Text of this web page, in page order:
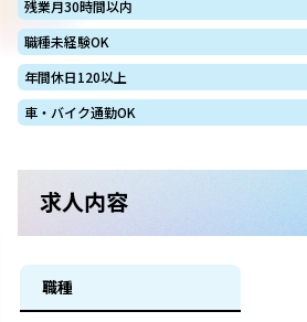
残業月30時間以内
職種未経験OK
年間休日120以上
車・バイク通勤OK
求人内容
職種